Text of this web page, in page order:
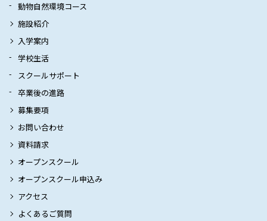
動物自然環境コース
施設紹介
入学案内
学校生活
スクールサポート
卒業後の進路
募集要項
お問い合わせ
資料請求
オープンスクール
オープンスクール申込み
アクセス
よくあるご質問